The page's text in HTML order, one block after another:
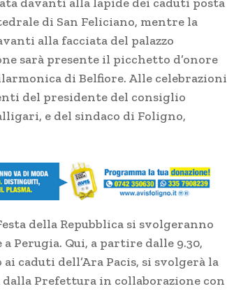
di San Feliciano, mentre la
alla facciata del palazzo
sarà presente il picchetto d’onore
di Belfiore. Alle celebrazioni
del presidente del consiglio
e del sindaco di Foligno,
della Repubblica si svolgeranno
Perugia. Qui, a partire dalle 9.30,
caduti dell’Ara Pacis, si svolgerà la
Prefettura in collaborazione con